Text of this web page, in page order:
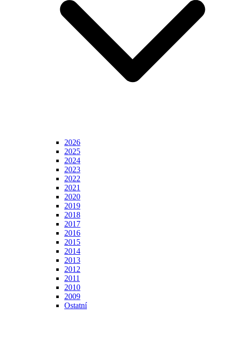
2026
2025
2024
2023
2022
2021
2020
2019
2018
2017
2016
2015
2014
2013
2012
2011
2010
2009
Ostatní